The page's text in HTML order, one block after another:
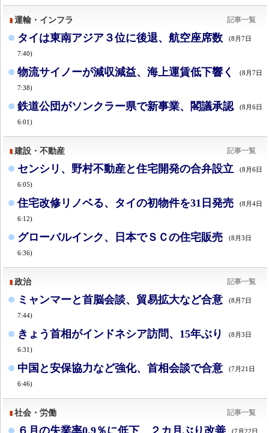
運輸・インフラ 記事一覧
タイは東南アジア３位に後退、航空座席数 (8月7日
7:40)
物流サイノーが減収減益、海上運賃低下響く (8月7日
7:38)
鉄道公団がソンクラー県で新事業、閣議承認 (8月6日
6:01)
建設・不動産 記事一覧
センシリ、野村不動産と住宅開発の合弁設立 (8月6日
6:05)
住宅改修リノベる、タイの初物件を31日発売 (8月4日
6:12)
グローバルインク、日本でＳＣの住宅販売 (8月3日
6:36)
政治 記事一覧
ミャンマーと首脳会談、貿易拡大など合意 (8月7日
7:44)
きょう首相がインドネシア訪問、15年ぶり (8月3日
6:31)
中国と安保協力など強化、首相会談で合意 (7月21日
6:46)
社会・労働 記事一覧
６月の失業率0.9％に低下、２カ月ぶり改善 (7月22日